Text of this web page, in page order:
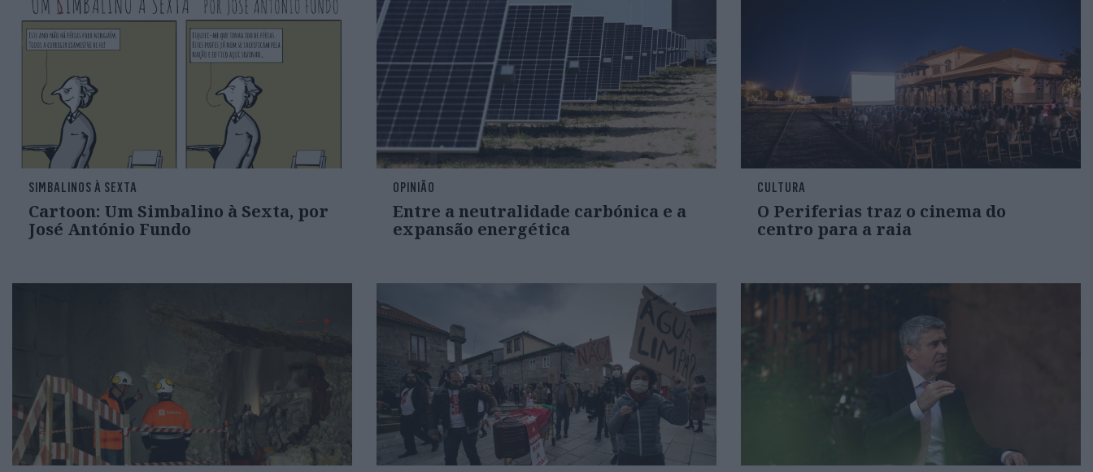
SIMBALINOS À SEXTA
Cartoon: Um Simbalino à Sexta, por
José António Fundo
OPINIÃO
Entre a neutralidade carbónica e a
expansão energética
CULTURA
O Periferias traz o cinema do
centro para a raia